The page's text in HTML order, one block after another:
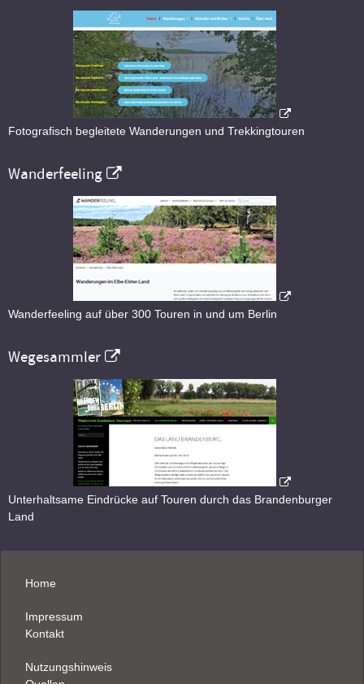
Fotografisch begleitete Wanderungen und Trekkingtouren
Wanderfeeling
Wanderfeeling auf über 300 Touren in und um Berlin
Wegesammler
Unterhaltsame Eindrücke auf Touren durch das Brandenburger
Land
Home
Impressum
Kontakt
Nutzungshinweis